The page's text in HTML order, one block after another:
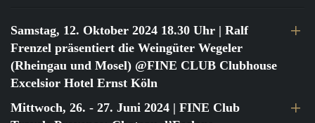
Samstag, 12. Oktober 2024 18.30 Uhr | Ralf
Frenzel präsentiert die Weingüter Wegeler
(Rheingau und Mosel) @FINE CLUB Clubhouse
Excelsior Hotel Ernst Köln
Mittwoch, 26. - 27. Juni 2024 | FINE Club